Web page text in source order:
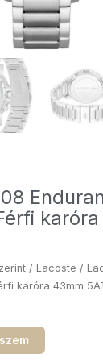
/ Lacoste /
karóra 43mm